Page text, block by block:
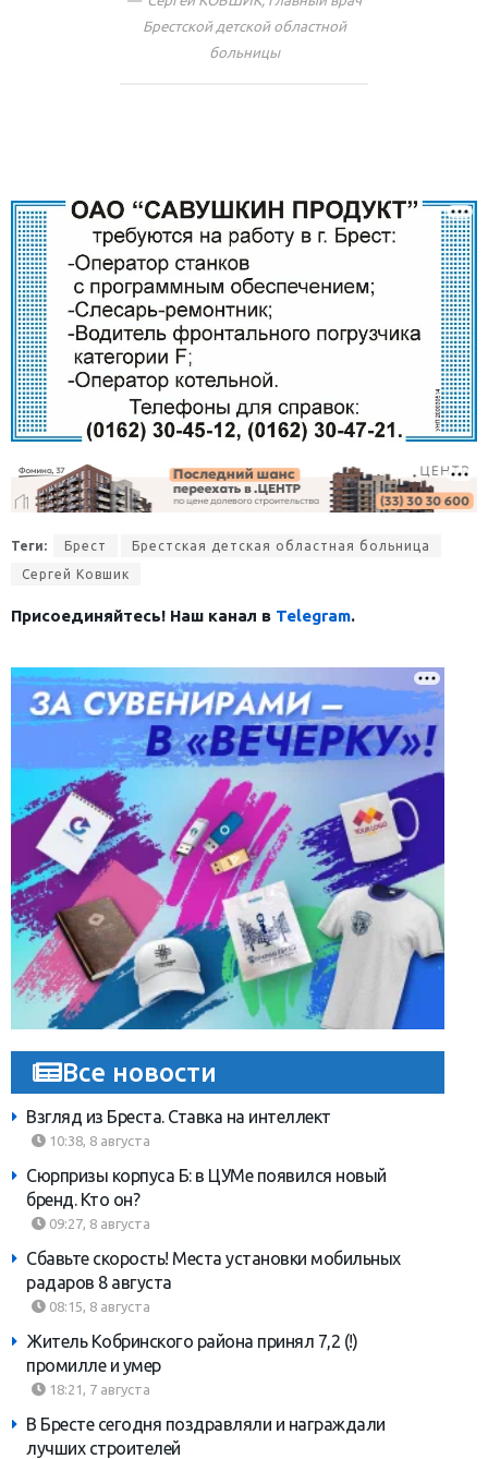
Брестской детской областной
больницы
Теги: Брест
Брестская детская областная больница
Сергей Ковшик
Присоединяйтесь! Наш канал в Telegram.
Все новости
Взгляд из Бреста. Ставка на интеллект
10:38, 8 августа
Сюрпризы корпуса Б: в ЦУМе появился новый
бренд. Кто он?
09:27, 8 августа
Сбавьте скорость! Места установки мобильных
радаров 8 августа
08:15, 8 августа
Житель Кобринского района принял 7,2 (!)
промилле и умер
18:21, 7 августа
В Бресте сегодня поздравляли и награждали
лучших строителей